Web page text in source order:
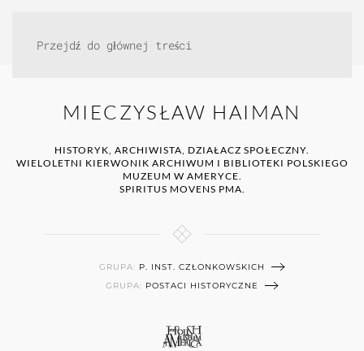
Przejdź do głównej treści
MIECZYSŁAW HAIMAN
HISTORYK, ARCHIWISTA, DZIAŁACZ SPOŁECZNY.
WIELOLETNI KIERWONIK ARCHIWUM I BIBLIOTEKI POLSKIEGO
MUZEUM W AMERYCE.
SPIRITUS MOVENS PMA.
GRUPA: P. INST. CZŁONKOWSKICH
GRUPA: POSTACI HISTORYCZNE